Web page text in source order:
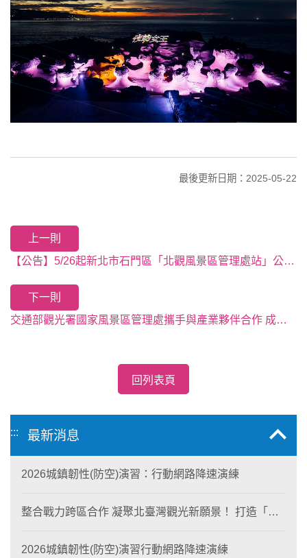
最後更新日期：2025-05-22
上一則
【公告】5/26起新北市石門區「北觀風景區管理處站」公車站更名為「白沙灣遊客中心站」
下一則
交通部觀光署國家風景區管理處攜手與產業夥伴合作 成立山、海、島多貌「北區觀光圈」聯盟！ 整合區域魅力景點！打造國際觀光勝地！
回列表頁
::: 最新消息
2026城鎮韌性(防空)演習：行動網路降速演練
整合戰力跨區合作 凝聚北臺灣觀光新願景！ 打造「生
2026城鎮韌性(防空)演習行動網路降速演練